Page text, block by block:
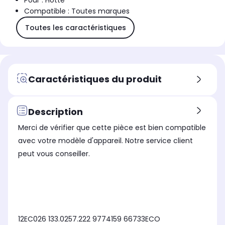
Compatible : Toutes marques
Toutes les caractéristiques
Caractéristiques du produit
Description
Merci de vérifier que cette pièce est bien compatible
avec votre modèle d'appareil. Notre service client
peut vous conseiller.
12EC026 133.0257.222 9774159 66733ECO